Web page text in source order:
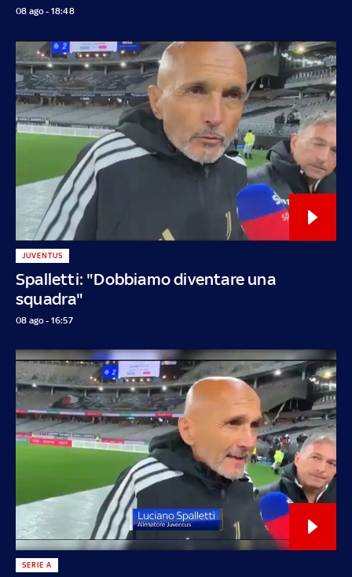
08 ago - 18:48
Spalletti: "Dobbiamo diventare una
squadra"
JUVENTUS
08 ago - 16:57
SERIE A